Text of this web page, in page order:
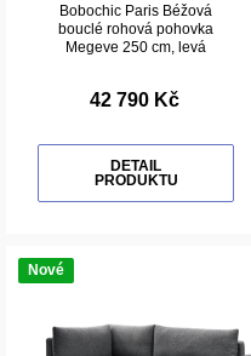
Bobochic Paris Béžová
bouclé rohová pohovka
Megeve 250 cm, levá
42 790 Kč
DETAIL
PRODUKTU
Nové